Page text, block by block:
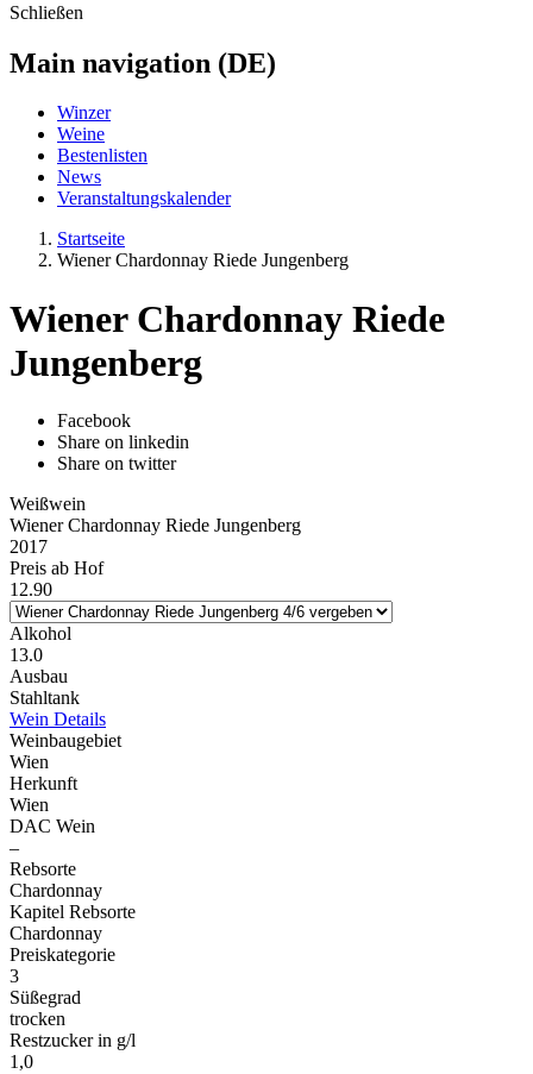
Schließen
Main navigation (DE)
Winzer
Weine
Bestenlisten
News
Veranstaltungskalender
Startseite
Wiener Chardonnay Riede Jungenberg
Wiener Chardonnay Riede
Jungenberg
Facebook
Share on linkedin
Share on twitter
Weißwein
Wiener Chardonnay Riede Jungenberg
2017
Preis ab Hof
12.90
Alkohol
13.0
Ausbau
Stahltank
Wein Details
Weinbaugebiet
Wien
Herkunft
Wien
DAC Wein
–
Rebsorte
Chardonnay
Kapitel Rebsorte
Chardonnay
Preiskategorie
3
Süßegrad
trocken
Restzucker in g/l
1,0